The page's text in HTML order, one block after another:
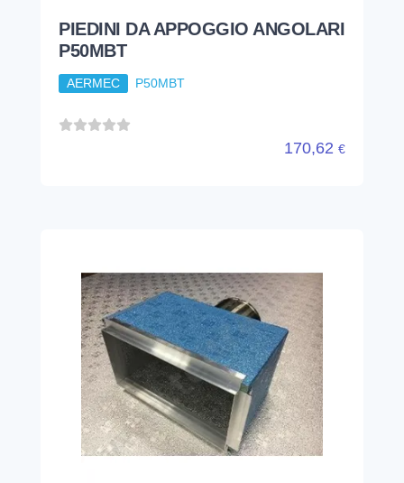
PIEDINI DA APPOGGIO ANGOLARI
P50MBT
AERMEC P50MBT
170,62 €